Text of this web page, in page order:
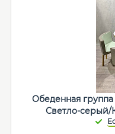
Обеденная
Светло-серый/